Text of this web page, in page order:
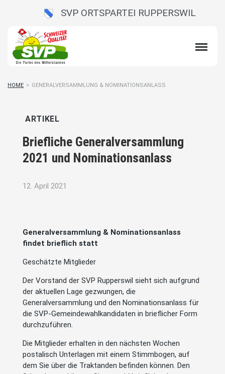
SVP ORTSPARTEI RUPPERSWIL
HOME > GENERALVERSAMMLUNG & NOMINATIONSANLASS
ARTIKEL
Briefliche Generalversammlung
2021 und Nominationsanlass
12. April 2021
Generalversammlung & Nominationsanlass
findet brieflich statt
Geschätzte Mitglieder
Der Vorstand der SVP Rupperswil sieht sich aufgrund
der aktuellen Lage gezwungen, die
Generalversammlung und den Nominationsanlass für
die SVP-Gemeindewahlkandidaten in brieflicher Form
durchzuführen.
Die Mitglieder erhalten in den nächsten Wochen
postalisch Unterlagen mit einem Stimmbogen, auf
dem Sie über die Traktanden befinden können. Den